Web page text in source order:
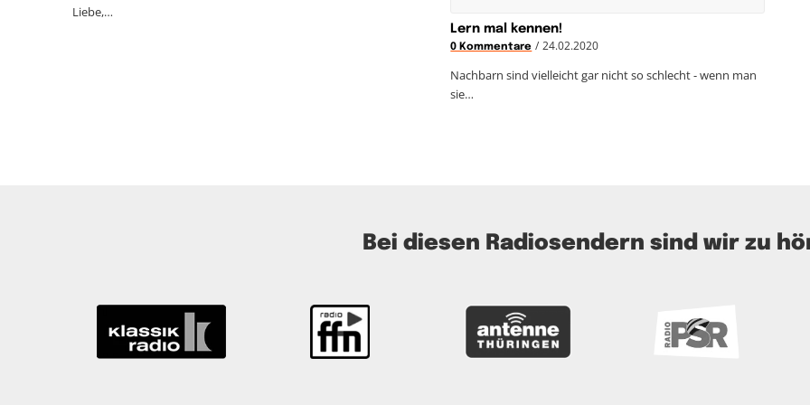
Liebe,…
Lern mal kennen!
0 Kommentare / 24.02.2020
Nachbarn sind vielleicht gar nicht so schlecht - wenn man
sie…
Bei diesen Radiosendern sind wir zu